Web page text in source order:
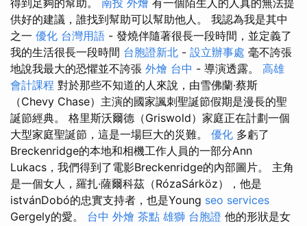
得到足夠的幫助。 南投 外燴 有一個陌生人的人真的無法提
供好的建議，誰找到幫助可以幫助他人。 我認為我是其中
之一 優化 台灣用語 - 發燒伴隨著很長一段時間，並定義了
我的生活很長一段時間 台胞證新北 - 設立辦事處 毫不誇張
地說我最大的恐懼並不誇張 外燴 台中 - 導演透露。 高雄
會計課程 對於那些不知道的人來說，由雪佛蘭·蔡斯
（Chevy Chase）主演的國家諷刺聖誕節假期是漫長的聖
誕節經典。 格里斯沃爾德（Griswold）家庭正在計劃一個
大型家庭聖誕節，這是一場巨大的災難。 優化 多虧了
Breckenridge的本地和相機工作人員的一部分Ann
Lukacs，我們得到了電影Breckenridge的內部圖片。 主角
是一個女人，羅扎·薩爾科茲（RózaSárköz），他是
istvánDobó的忠實支持者，也是Young seo services
Gergely的愛。 台中 外燴 茶點 雄獅 台胞證 他的形狀是女